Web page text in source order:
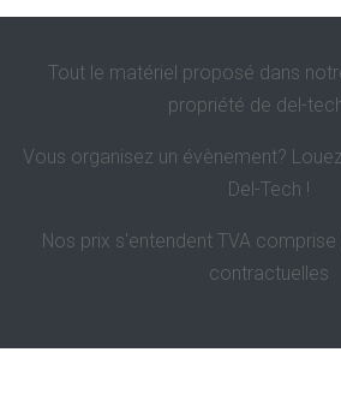
Tout le matériel proposé dans
propriété de del-
Vous organisez un évènement?
Del-Tech !
Nos prix s'entendent TVA
contractuelles